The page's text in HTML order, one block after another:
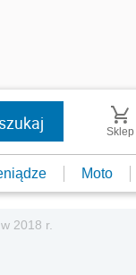
Sklep
Moto
2018 r.